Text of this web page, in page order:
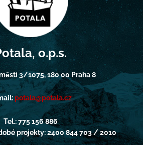
o.p.s.
3/1075, 180 00 Praha 8
potala@potala.cz
Tel.: 775 156 886
projekty: 2400 844 703 / 2010